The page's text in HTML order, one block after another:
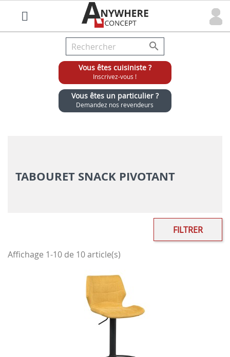

Vous êtes cuisiniste ?
Inscrivez-vous !
Vous êtes un particulier ?
Demandez nos revendeurs
TABOURET SNACK PIVOTANT
FILTRER
Affichage 1-10 de 10 article(s)